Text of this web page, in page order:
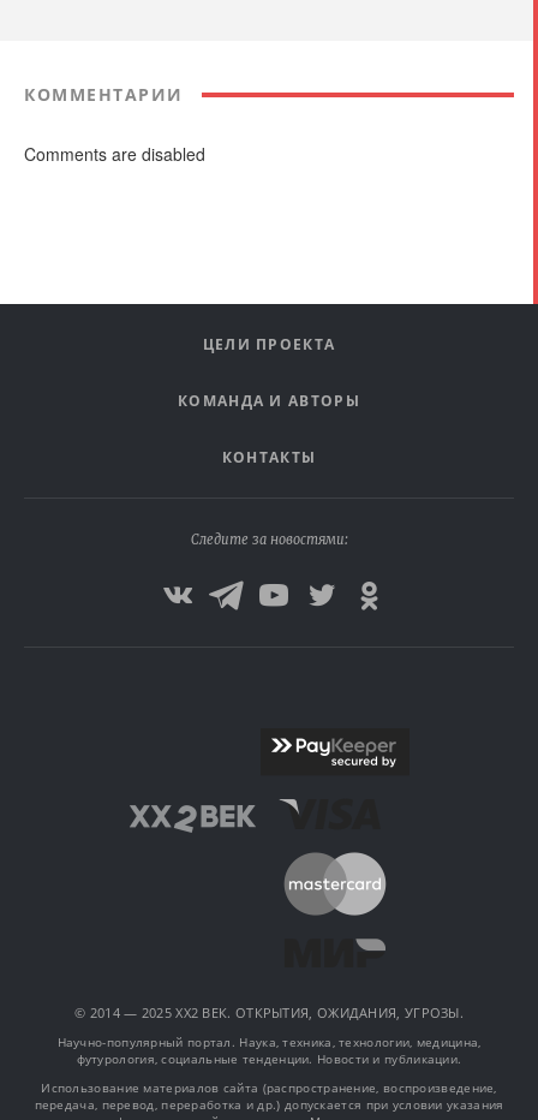
КОММЕНТАРИИ
Comments are disabled
ЦЕЛИ ПРОЕКТА
КОМАНДА И АВТОРЫ
КОНТАКТЫ
Следите за новостями:
© 2014 — 2025 XX2 ВЕК. ОТКРЫТИЯ, ОЖИДАНИЯ, УГРОЗЫ.
Научно-популярный портал. Наука, техника, технологии, медицина,
футурология, социальные тенденции. Новости и публикации.
Использование материалов сайта (распространение, воспроизведение,
передача, перевод, переработка и др.) допускается при условии указания